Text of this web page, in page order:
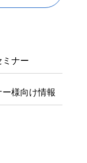
ミナー
様向け情報